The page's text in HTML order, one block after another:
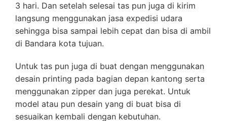
3 hari. Dan setelah selesai tas pun juga di kirim
langsung menggunakan jasa expedisi udara
sehingga bisa sampai lebih cepat dan bisa di ambil
di Bandara kota tujuan.
Untuk tas pun juga di buat dengan menggunakan
desain printing pada bagian depan kantong serta
menggunakan zipper dan juga perekat. Untuk
model atau pun desain yang di buat bisa di
sesuaikan kembali dengan kebutuhan.